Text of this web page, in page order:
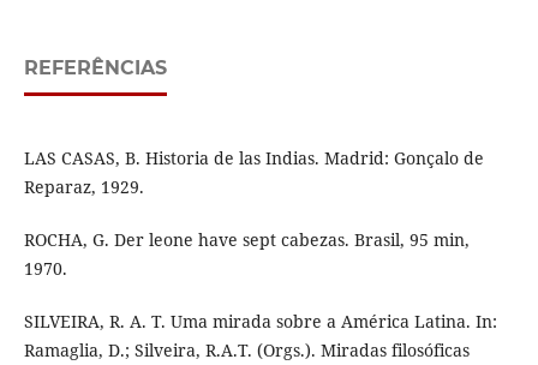
REFERÊNCIAS
LAS CASAS, B. Historia de las Indias. Madrid: Gonçalo de
Reparaz, 1929.
ROCHA, G. Der leone have sept cabezas. Brasil, 95 min,
1970.
SILVEIRA, R. A. T. Uma mirada sobre a América Latina. In:
Ramaglia, D.; Silveira, R.A.T. (Orgs.). Miradas filosóficas